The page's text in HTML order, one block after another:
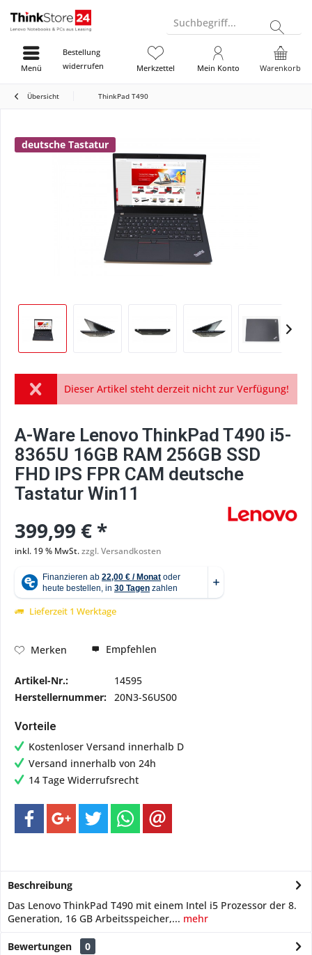
Suchbegriff...
Bestellung
widerrufen
Warenkorb
Merkzettel Mein Konto
Menü
Übersicht ThinkPad T490
deutsche Tastatur
Dieser Artikel steht derzeit nicht zur Verfügung!
A-Ware Lenovo ThinkPad T490 i5-
8365U 16GB RAM 256GB SSD
FHD IPS FPR CAM deutsche
Tastatur Win11
399,99 € *
inkl. 19 % MwSt.zzgl. Versandkosten
Lieferzeit 1 Werktage
Merken Empfehlen
Artikel-Nr.:
14595
Herstellernummer: 20N3-S6US00
Vorteile
Kostenloser Versand innerhalb D
Versand innerhalb von 24h
14 Tage Widerrufsrecht
Beschreibung
Das Lenovo ThinkPad T490 mit einem Intel i5 Prozessor der 8.
Generation, 16 GB Arbeitsspeicher,... mehr
Bewertungen
0